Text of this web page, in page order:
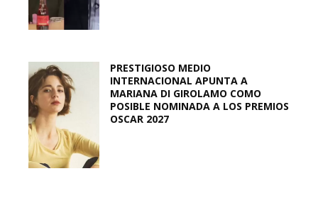
PRESTIGIOSO MEDIO
INTERNACIONAL APUNTA A
MARIANA DI GIROLAMO COMO
POSIBLE NOMINADA A LOS PREMIOS
OSCAR 2027